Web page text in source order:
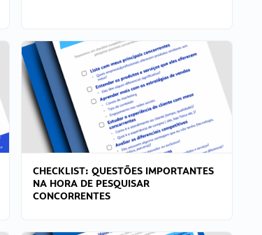
CHECKLIST: QUESTÕES IMPORTANTES
NA HORA DE PESQUISAR
CONCORRENTES